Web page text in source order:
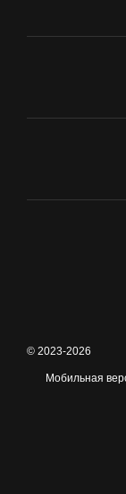
© 2023-2026
Мобильная